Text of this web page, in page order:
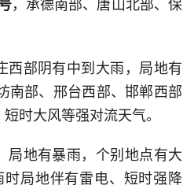
西部阴有中到大雨，局地有
南部、邢台西部、邯郸西部
时大风等强对流天气。
局地有暴雨，个别地点有大
局地伴有雷电、短时强降